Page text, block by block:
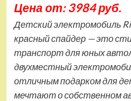
Цена от: 3984 руб.
Детский электромобиль
красный спайдер — это
транспорт для юных
двухместный
отличным подарком для
мечтают о собственном